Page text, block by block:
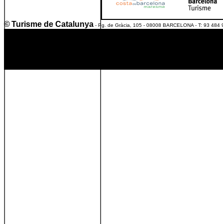
©Turisme de Catalunya - Pg. de Gràcia, 105 - 08008 BARCELONA - T: 93 484